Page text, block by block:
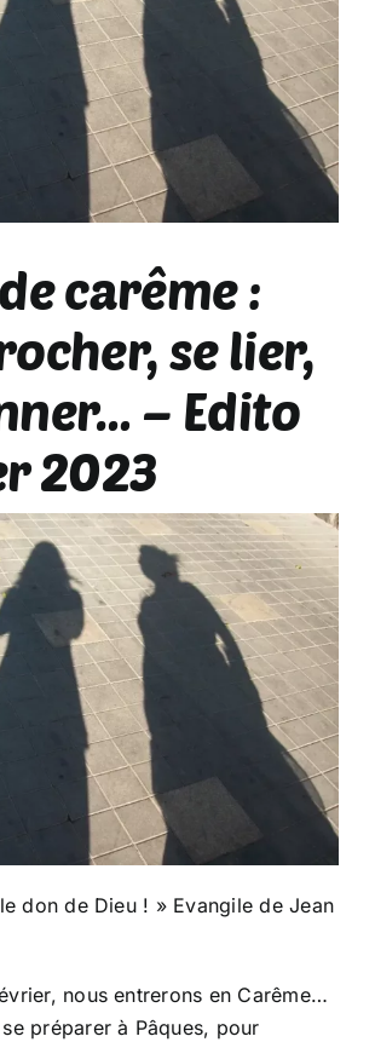
carême :
se lier,
– Edito
2023
don de Dieu ! » Evangile de Jean
nous entrerons en Carême…
préparer à Pâques, pour